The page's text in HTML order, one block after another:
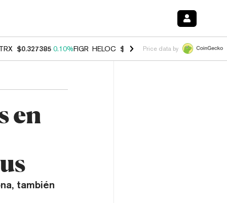
$0.327385 0.10%FIGR_HELOC $1.007 -1.20%HYPE $54.43 -
Price data by
en
también